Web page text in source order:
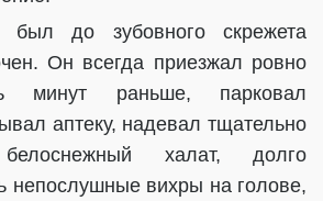
до зубовного скрежета
Он всегда приезжал ровно
минут раньше, парковал
аптеку, надевал тщательно
халат, долго
непослушные вихры на голове,